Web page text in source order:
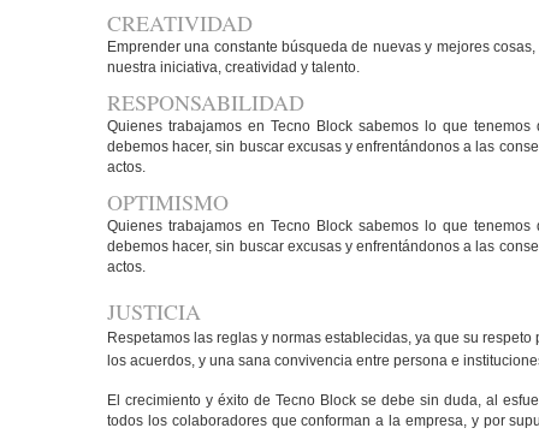
CREATIVIDAD
Emprender una constante búsqueda de nuevas y mejores
nuestra iniciativa, creatividad y talento.
RESPONSABILIDAD
Quienes trabajamos en Tecno Block sabemos lo que
debemos hacer, sin buscar excusas y enfrentándonos a las
actos.
OPTIMISMO
Quienes trabajamos en Tecno Block sabemos lo que
debemos hacer, sin buscar excusas y enfrentándonos a las
actos.
JUSTICIA
Respetamos las reglas y normas establecidas, ya que su respeto
los acuerdos, y una sana convivencia entre persona e
El crecimiento y éxito de Tecno Block se debe sin duda, al
todos los colaboradores que conforman a la empresa, y por